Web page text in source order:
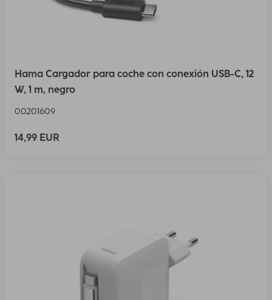
Hama Cargador para coche con conexión USB-C, 12
W, 1 m, negro
00201609
14,99 EUR